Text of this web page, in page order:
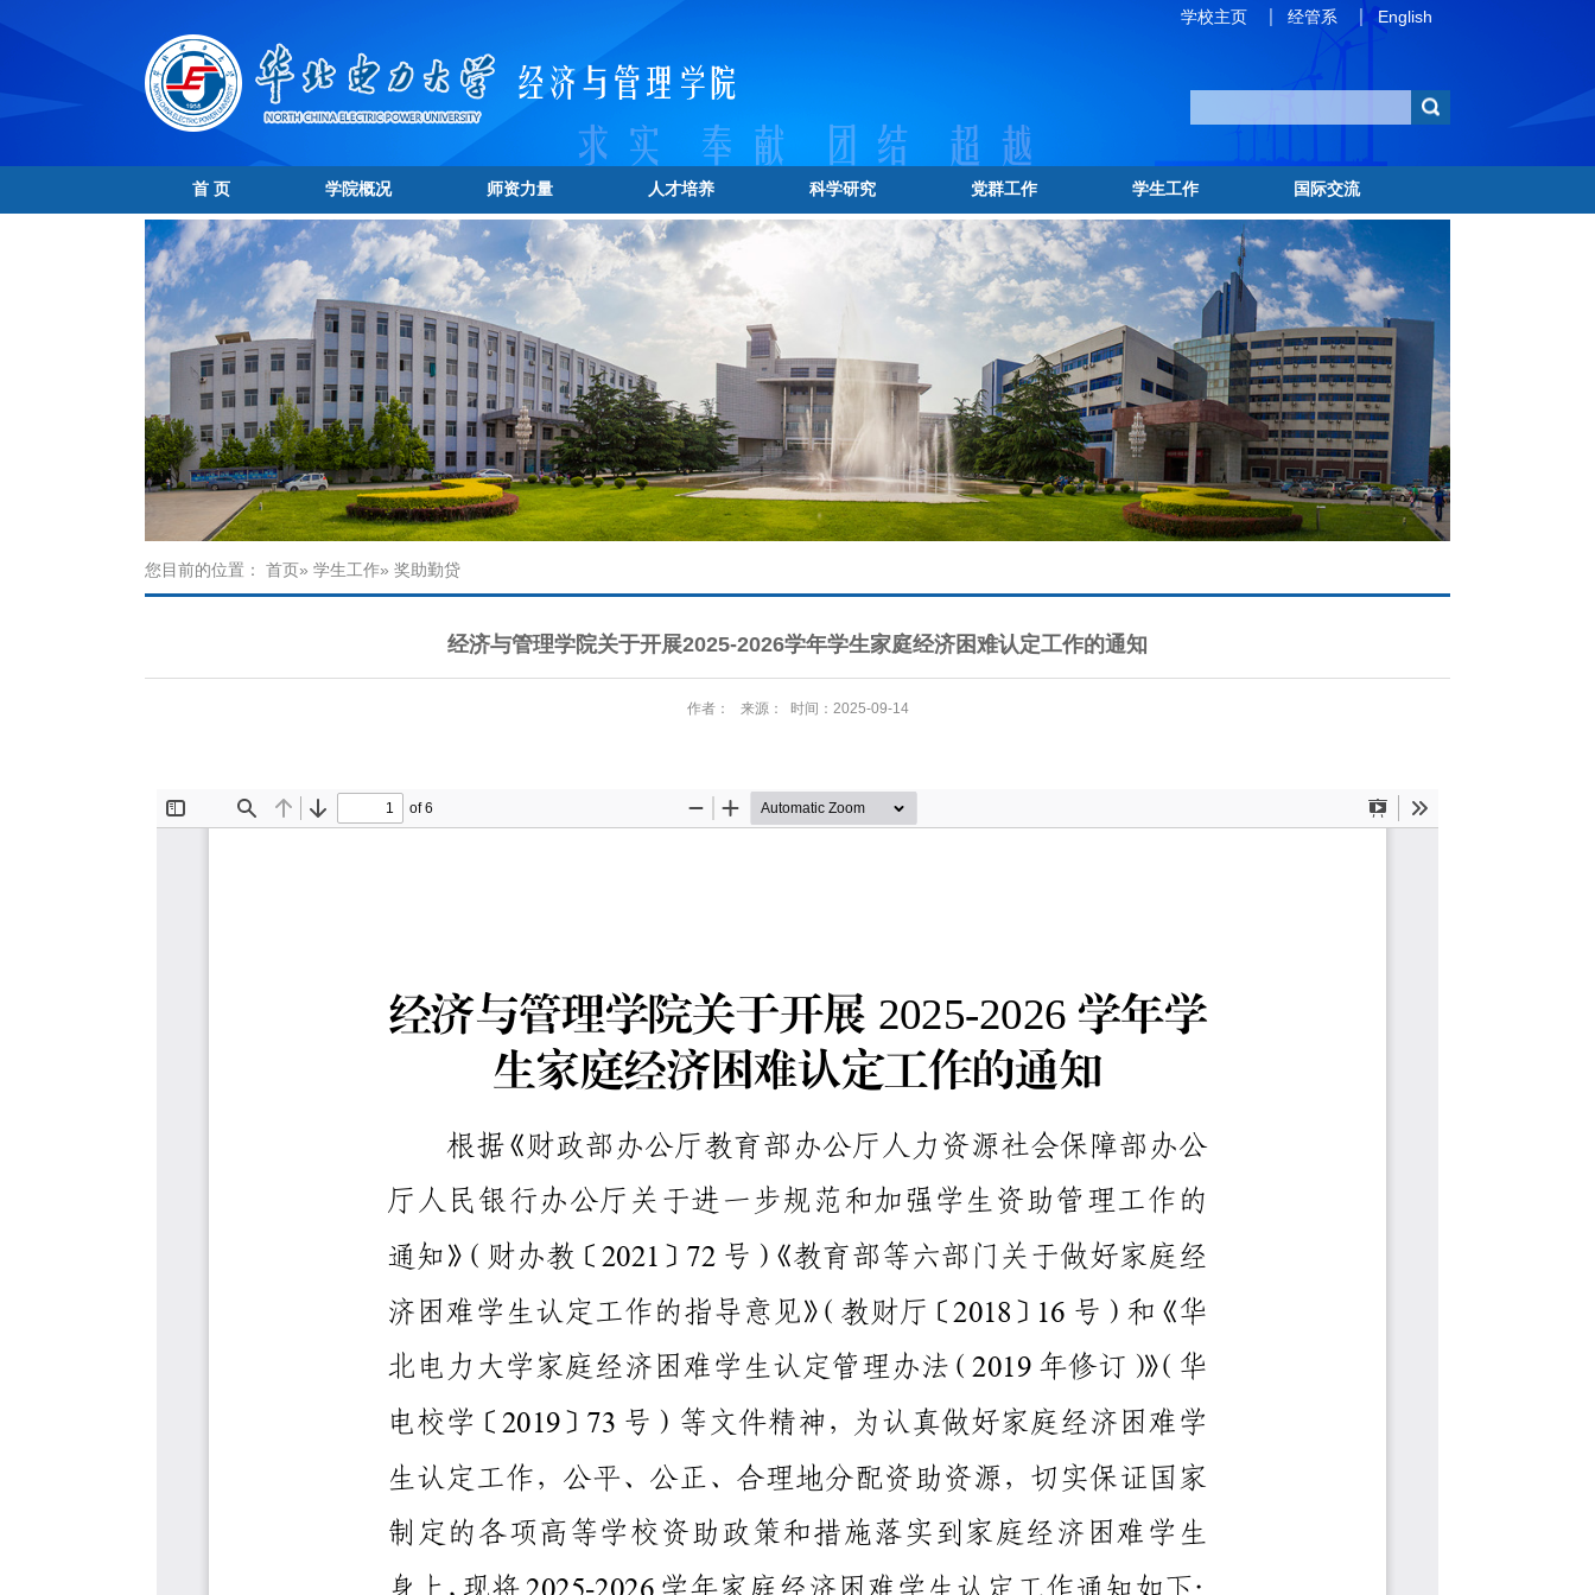
学校主页 经管系 English
首 页 学院概况 师资力量 人才培养 科学研究 党群工作 学生工作 国际交流
您目前的位置： 首页» 学生工作» 奖助勤贷
经济与管理学院关于开展2025-2026学年学生家庭经济困难认定工作的通知
作者： 来源： 时间：2025-09-14